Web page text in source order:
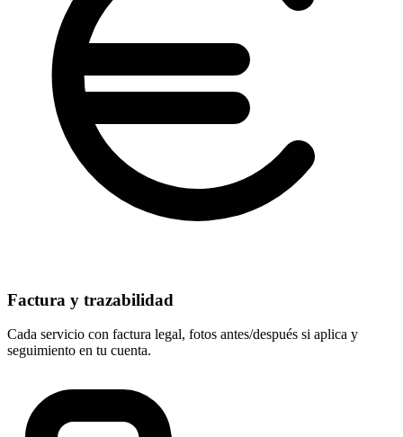
Factura y trazabilidad
Cada servicio con factura legal, fotos antes/después si aplica y
seguimiento en tu cuenta.